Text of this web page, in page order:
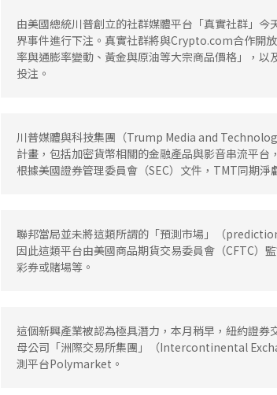
由美國總統川普創立的社群媒體平台「真實社群」
界事件進行下注。真實社群將與Crypto.com合作開
率與通膨率變動、黃金與原油等大宗商品價格」，以
投注。
川普媒體與科技集團（Trump Media and
計畫，包括加密貨幣相關的金融產品與影音串流平台
根據美國證券管理委員會（SEC）文件，TMT同期淨
聯邦當局並未將這類所謂的「預測市場」（
因此這類平台由美國商品期貨交易委員會（CFTC）
彩券或賭場等。
這個新興產業被認為極具潛力，本月稍早，紐約證券
母公司「洲際交易所集團」（Intercontinental
測平台Polymarket。